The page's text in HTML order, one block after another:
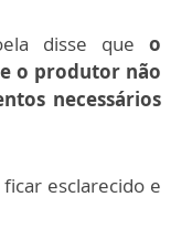
disse que o
o produtor não
necessários
esclarecido e